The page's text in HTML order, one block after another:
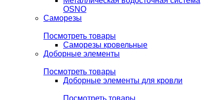
OSNO
Саморезы
Посмотреть товары
Саморезы кровельные
Доборные элементы
Посмотреть товары
Доборные элементы для кровли
Посмотреть товары